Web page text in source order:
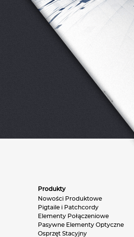
Produkty
Nowości Produktowe
Pigtaile i Patchcordy
Elementy Połączeniowe
Pasywne Elementy Optyczne
Osprzęt Stacyjny